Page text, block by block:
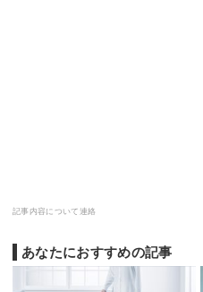
記事内容について連絡
あなたにおすすめの記事